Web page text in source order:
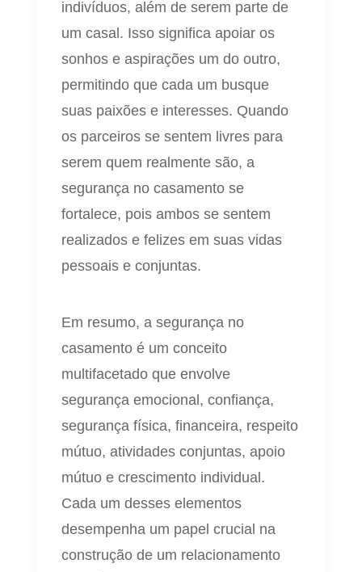
indivíduos, além de serem parte de
um casal. Isso significa apoiar os
sonhos e aspirações um do outro,
permitindo que cada um busque
suas paixões e interesses. Quando
os parceiros se sentem livres para
serem quem realmente são, a
segurança no casamento se
fortalece, pois ambos se sentem
realizados e felizes em suas vidas
pessoais e conjuntas.
Em resumo, a segurança no
casamento é um conceito
multifacetado que envolve
segurança emocional, confiança,
segurança física, financeira, respeito
mútuo, atividades conjuntas, apoio
mútuo e crescimento individual.
Cada um desses elementos
desempenha um papel crucial na
construção de um relacionamento